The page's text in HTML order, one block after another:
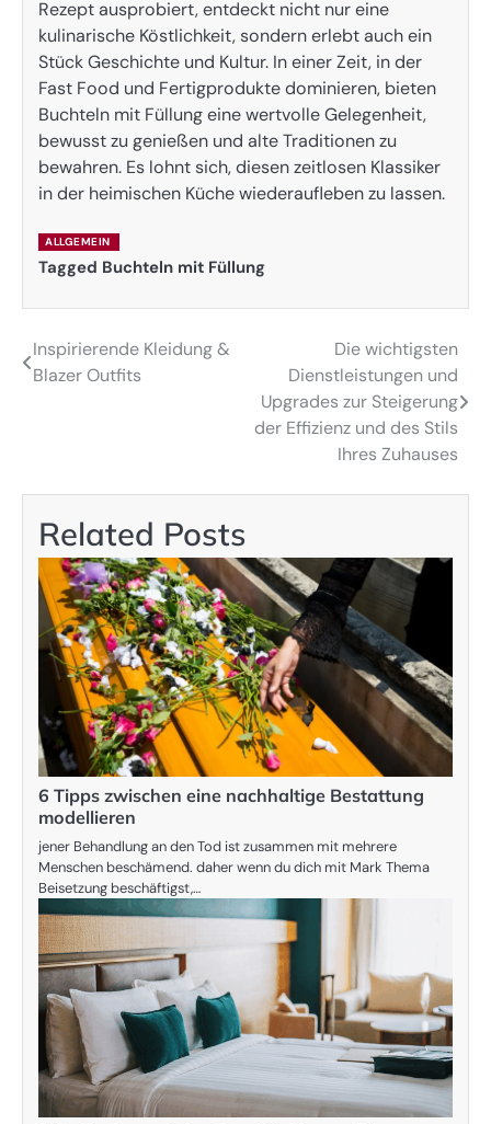
Rezept ausprobiert, entdeckt nicht nur eine
kulinarische Köstlichkeit, sondern erlebt auch ein
Stück Geschichte und Kultur. In einer Zeit, in der
Fast Food und Fertigprodukte dominieren, bieten
Buchteln mit Füllung eine wertvolle Gelegenheit,
bewusst zu genießen und alte Traditionen zu
bewahren. Es lohnt sich, diesen zeitlosen Klassiker
in der heimischen Küche wiederaufleben zu lassen.
ALLGEMEIN
Tagged Buchteln mit Füllung
Post
Inspirierende Kleidung &
Blazer Outfits
Die wichtigsten
Dienstleistungen und
Upgrades zur Steigerung
der Effizienz und des Stils
Ihres Zuhauses
Related Posts
6 Tipps zwischen eine nachhaltige Bestattung
modellieren
jener Behandlung an den Tod ist zusammen mit mehrere
Menschen beschämend. daher wenn du dich mit Mark Thema
Beisetzung beschäftigst,…